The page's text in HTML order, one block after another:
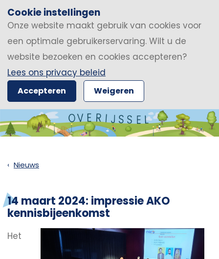
Cookie instellingen
Onze website maakt gebruik van cookies voor
een optimale gebruikerservaring. Wilt u de
website bezoeken en cookies accepteren?
Lees ons privacy beleid
Accepteren Weigeren
Nieuws
14 maart 2024: impressie AKO
kennisbijeenkomst
Het